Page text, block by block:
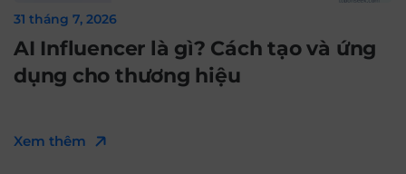
31 tháng 7, 2026
AI Influencer là gì? Cách tạo và ứng
dụng cho thương hiệu
Xem thêm